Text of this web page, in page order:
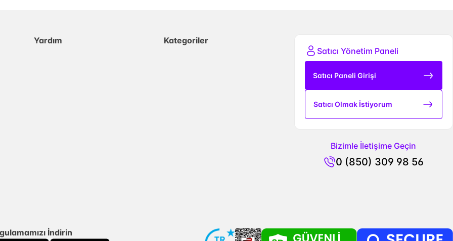
Yardım
Kategoriler
Satıcı Yönetim Paneli
Satıcı Paneli Girişi
Satıcı Olmak İstiyorum
Bizimle İletişime Geçin
0 (850) 309 98 56
İndirin